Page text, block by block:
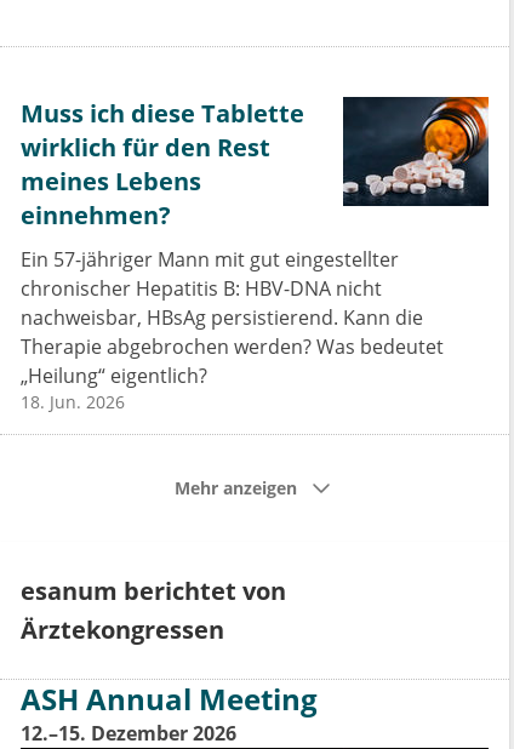
Muss ich diese Tablette
wirklich für den Rest
meines Lebens
einnehmen?
Ein 57-jähriger Mann mit gut eingestellter
chronischer Hepatitis B: HBV-DNA nicht
nachweisbar, HBsAg persistierend. Kann die
Therapie abgebrochen werden? Was bedeutet
„Heilung“ eigentlich?
18. Jun. 2026
Mehr anzeigen
esanum berichtet von
Ärztekongressen
ASH Annual Meeting
12.–15. Dezember 2026